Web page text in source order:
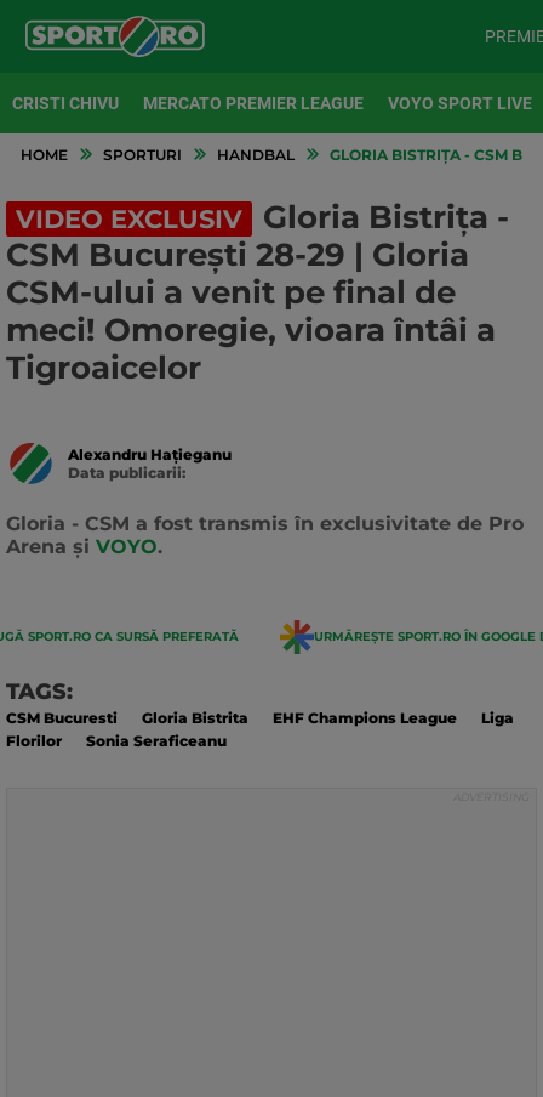
CRISTI CHIVU MERCATO PREMIER LEAGUE VOYO SPORT LIVE
HOME SPORTURI HANDBAL GLORIA BISTRIȚA - CSM
VIDEO EXCLUSIV
Gloria Bistrița -
CSM București 28-29 | Gloria
CSM-ului a venit pe final de
meci! Omoregie, vioara întâi a
Tigroaicelor
Alexandru Hațieganu
Data publicarii:
Gloria - CSM a fost transmis în exclusivitate de Pro
Arena și VOYO.
SPORT.RO CA SURSĂ PREFERATĂ URMĂREȘTE SPORT.RO ÎN GOOGLE
TAGS:
CSM Bucuresti Gloria Bistrita EHF Champions League
Liga
Florilor
Sonia Seraficeanu